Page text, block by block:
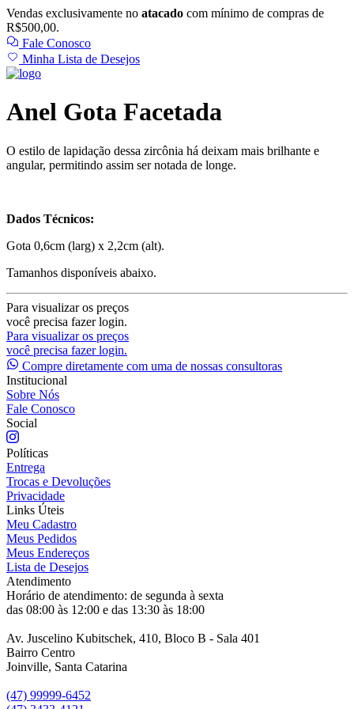
Vendas exclusivamente no atacado com mínimo de compras de
R$500,00.
Fale Conosco
Minha Lista de Desejos
Anel Gota Facetada
O estilo de lapidação dessa zircônia há deixam mais brilhante e
angular, permitindo assim ser notada de longe.
Dados Técnicos:
Gota 0,6cm (larg) x 2,2cm (alt).
Tamanhos disponíveis abaixo.
Para visualizar os preços
você precisa fazer login.
Para visualizar os preços
você precisa fazer login.
Compre diretamente com uma de nossas consultoras
Institucional
Sobre Nós
Fale Conosco
Social
Políticas
Entrega
Trocas e Devoluções
Privacidade
Links Úteis
Meu Cadastro
Meus Pedidos
Meus Endereços
Lista de Desejos
Atendimento
Horário de atendimento: de segunda à sexta
das 08:00 às 12:00 e das 13:30 às 18:00
Av. Juscelino Kubitschek, 410, Bloco B - Sala 401
Bairro Centro
Joinville, Santa Catarina
(47) 99999-6452